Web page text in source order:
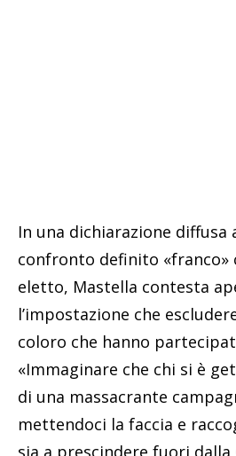
In una dichiarazione diffusa
confronto definito «franco»
eletto, Mastella contesta
l’impostazione che
coloro che hanno
«Immaginare che chi si è
di una massacrante
mettendoci la faccia e
sia a prescindere fuori